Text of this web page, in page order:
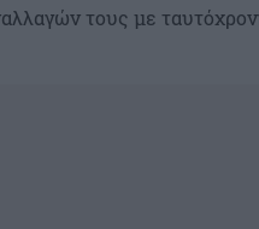
τους με